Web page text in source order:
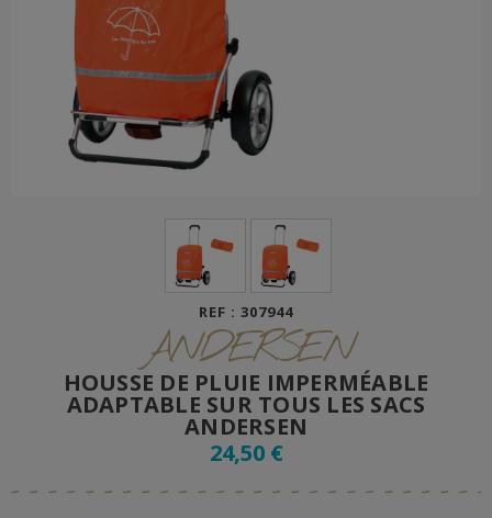
REF : 307944
ANDERSEN
HOUSSE DE PLUIE IMPERMÉABLE
ADAPTABLE SUR TOUS LES SACS
ANDERSEN
24,50 €